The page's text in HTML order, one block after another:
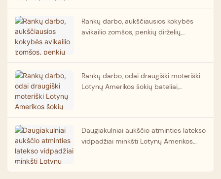
tiekėjas.
Rankų darbo, aukščiausios kokybės
avikailio zomšos, penkių dirželių,
Rankų darbo, odai draugiški moteriški
Lotynų Amerikos šokių bateliai,
Daugiakulniai aukščio atminties latekso
vidpadžiai minkšti Lotynų Amerikos